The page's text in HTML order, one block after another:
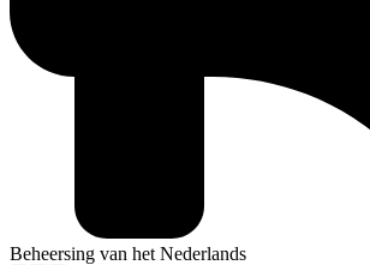
Beheersing van het Nederlands